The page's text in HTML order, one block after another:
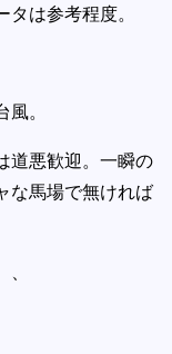
は参考程度。
。
道悪歓迎。一瞬の
な馬場で無ければ